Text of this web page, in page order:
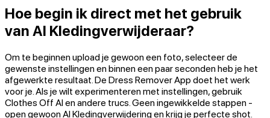
Hoe begin ik direct met het gebruik
van AI Kledingverwijderaar?
Om te beginnen upload je gewoon een foto, selecteer de
gewenste instellingen en binnen een paar seconden heb je het
afgewerkte resultaat. De Dress Remover App doet het werk
voor je. Als je wilt experimenteren met instellingen, gebruik
Clothes Off AI en andere trucs. Geen ingewikkelde stappen -
open gewoon AI Kledingverwijdering en krijg je perfecte shot.